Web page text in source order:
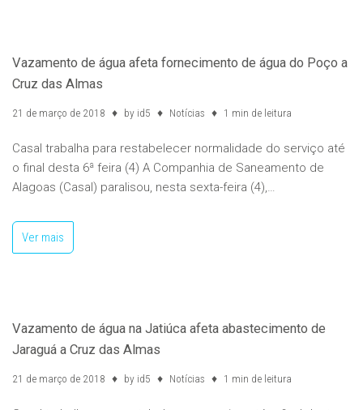
Vazamento de água afeta fornecimento de água do Poço a
Cruz das Almas
21 de março de 2018 by id5 Notícias 1 min de leitura
Casal trabalha para restabelecer normalidade do serviço até
o final desta 6ª feira (4) A Companhia de Saneamento de
Alagoas (Casal) paralisou, nesta sexta-feira (4),…
Ver mais
Vazamento de água na Jatiúca afeta abastecimento de
Jaraguá a Cruz das Almas
21 de março de 2018 by id5 Notícias 1 min de leitura